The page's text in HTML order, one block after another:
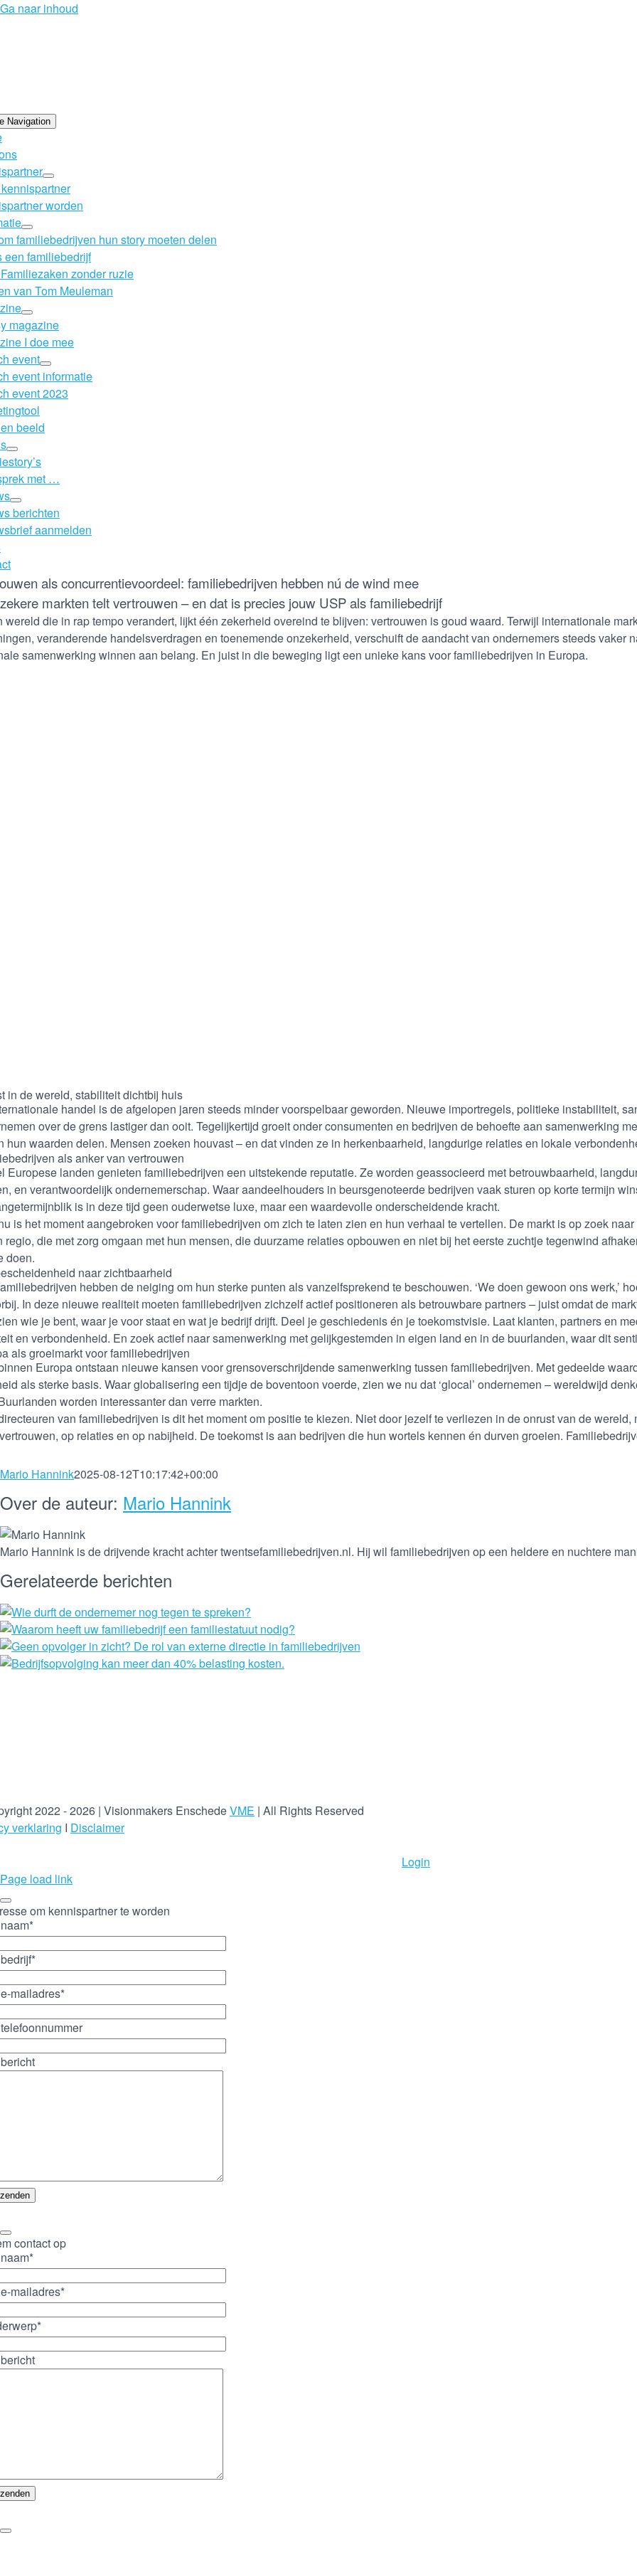
Ga naar inhoud
Navigation
worden
familiebedrijven hun story moeten delen
een familiebedrijf
zonder ruzie
van Tom Meuleman
magazine
I doe mee
event
event informatie
event 2023
beeld
met …
berichten
aanmelden
als concurrentievoordeel: familiebedrijven hebben nú de wind mee
markten telt vertrouwen – en dat is precies jouw USP als familiebedrijf
wereld die in rap tempo verandert, lijkt één zekerheid overeind te blijven: vertrouwen is goud waard. Terwijl internationale
veranderende handelsverdragen en toenemende onzekerheid, verschuift de aandacht van ondernemers steeds vaker
samenwerking winnen aan belang. En juist in die beweging ligt een unieke kans voor familiebedrijven in Europa.
in de wereld, stabiliteit dichtbij huis
handel is de afgelopen jaren steeds minder voorspelbaar geworden. Nieuwe importregels, politieke instabiliteit,
over de grens lastiger dan ooit. Tegelijkertijd groeit onder consumenten en bedrijven de behoefte aan samenwerking
hun waarden delen. Mensen zoeken houvast – en dat vinden ze in herkenbaarheid, langdurige relaties en lokale
als anker van vertrouwen
Europese landen genieten familiebedrijven een uitstekende reputatie. Ze worden geassocieerd met betrouwbaarheid,
en verantwoordelijk ondernemerschap. Waar aandeelhouders in beursgenoteerde bedrijven vaak sturen op korte termijn
is in deze tijd geen ouderwetse luxe, maar een waardevolle onderscheidende kracht.
is het moment aangebroken voor familiebedrijven om zich te laten zien en hun verhaal te vertellen. De markt is op zoek
regio, die met zorg omgaan met hun mensen, die duurzame relaties opbouwen en niet bij het eerste zuchtje tegenwind
doen.
naar zichtbaarheid
hebben de neiging om hun sterke punten als vanzelfsprekend te beschouwen. ‘We doen gewoon ons werk,’
In deze nieuwe realiteit moeten familiebedrijven zichzelf actief positioneren als betrouwbare partners – juist omdat de
wie je bent, waar je voor staat en wat je bedrijf drijft. Deel je geschiedenis én je toekomstvisie. Laat klanten, partners en
en verbondenheid. En zoek actief naar samenwerking met gelijkgestemden in eigen land en in de buurlanden, waar dit
als groeimarkt voor familiebedrijven
Europa ontstaan nieuwe kansen voor grensoverschrijdende samenwerking tussen familiebedrijven. Met gedeelde
als sterke basis. Waar globalisering een tijdje de boventoon voerde, zien we nu dat ‘glocal’ ondernemen – wereldwijd
worden interessanter dan verre markten.
van familiebedrijven is dit het moment om positie te kiezen. Niet door jezelf te verliezen in de onrust van de
op relaties en op nabijheid. De toekomst is aan bedrijven die hun wortels kennen én durven groeien.
Mario Hannink2025-08-12T10:17:42+00:00
Over de auteur: Mario Hannink
Mario Hannink is de drijvende kracht achter twentsefamiliebedrijven.nl. Hij wil familiebedrijven op een heldere en nuchtere
Gerelateerde berichten
2022 - 2026 | Visionmakers EnschedeVME | All Rights Reserved
verklaring I Disclaimer
Login
Page load link
om kennispartner te worden
mailadres*
contact op
mailadres*